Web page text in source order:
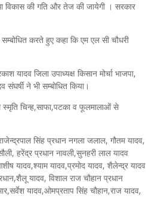
की गति और तेज की जायेगी । सरकार
करते हुए कहा कि एम एल सी चौधरी
यादव जिला उपाध्यक्ष किसान मोर्चा भाजपा,
ने भी सम्बोधित किया।
स्मृति चिन्ह,साफा,पटका व फूलमालाओं से
सिंह प्रधान नगला जलाल, गौतम यादव,
हरेंद्र प्रधान नावली,सुनहरी लाल यादव
यादव,श्याम यादव,प्रमोद यादव, शैलेन्द्र यादव
यादव, विशाल राज चौहान प्रधान
यादव,ओमप्रताप सिंह चौहान,राज यादव,